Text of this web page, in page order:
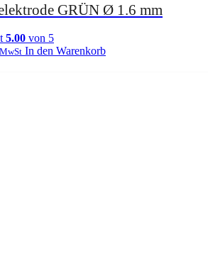
GRÜN Ø 1.6 mm
5.00 von 5
In den Warenkorb